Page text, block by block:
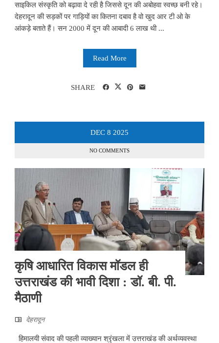
साइकिल संस्कृति को बढ़ावा दे रही है जिससे दून की अबोहवा स्वच्छ बनी रहे।
देहरादून की सड़कों पर गाड़ियों का कितना दबाव है वो खुद आर टी ओ के
आंकड़े बताते हैं। सन 2000 में दून की आबादी 6 लाख थी ...
Read More
SHARE
DEC 8 2025
NO COMMENTS
कृषि आधारित विकास मॉडल ही
उत्तराखंड की भावी दिशा : डॉ. बी. पी.
मैठाणी
देहरादून
हिमालयी संवाद की पहली व्याख्यान श्रृंखला में उत्तराखंड की अर्थव्यवस्था